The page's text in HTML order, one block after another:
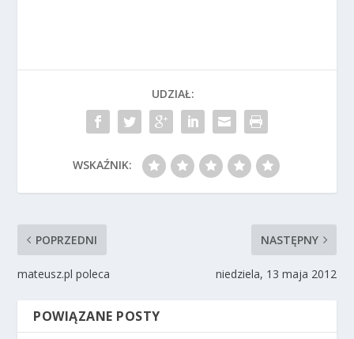
UDZIAŁ:
WSKAŹNIK:
POPRZEDNI
mateusz.pl poleca
NASTĘPNY
niedziela, 13 maja 2012
POWIĄZANE POSTY